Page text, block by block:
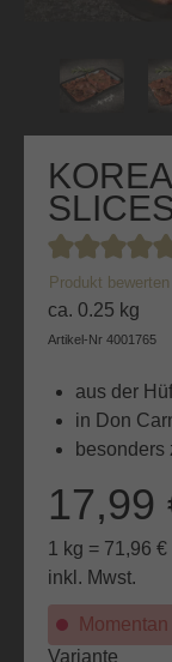
Produkt bewerten
ca. 0.25 kg
Artikel-Nr 4001765
aus der
in Don
besonders
17,99
1 kg = 71,96 €
inkl. Mwst.
Variante